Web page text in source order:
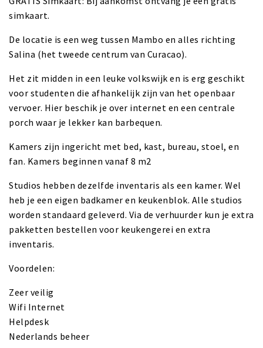
simkaart.
De locatie is een weg tussen Mambo en alles richting
Salina (het tweede centrum van Curacao).
Het zit midden in een leuke volkswijk en is erg geschikt
voor studenten die afhankelijk zijn van het openbaar
vervoer. Hier beschik je over internet en een centrale
porch waar je lekker kan barbequen.
Kamers zijn ingericht met bed, kast, bureau, stoel, en
fan. Kamers beginnen vanaf 8 m2
Studios hebben dezelfde inventaris als een kamer. Wel
heb je een eigen badkamer en keukenblok. Alle studios
worden standaard geleverd. Via de verhuurder kun je extra
pakketten bestellen voor keukengerei en extra
inventaris.
Voordelen:
Zeer veilig
Wifi Internet
Helpdesk
Nederlands beheer